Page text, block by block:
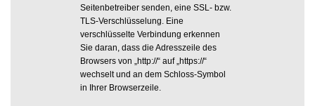
Seitenbetreiber senden, eine SSL- bzw.
TLS-Verschlüsselung. Eine
verschlüsselte Verbindung erkennen
Sie daran, dass die Adresszeile des
Browsers von „http://“ auf „https://“
wechselt und an dem Schloss-Symbol
in Ihrer Browserzeile.